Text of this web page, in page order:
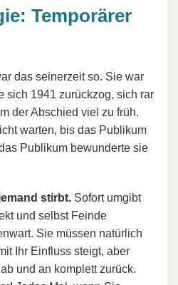
Temporärer
das seinerzeit so. Sie war
sich 1941 zurückzog, sich rar
der Abschied viel zu früh.
warten, bis das Publikum
Publikum bewunderte sie
stirbt. Sofort umgibt
und selbst Feinde
Sie müssen natürlich
Ihr Einfluss steigt, aber
und an komplett zurück.